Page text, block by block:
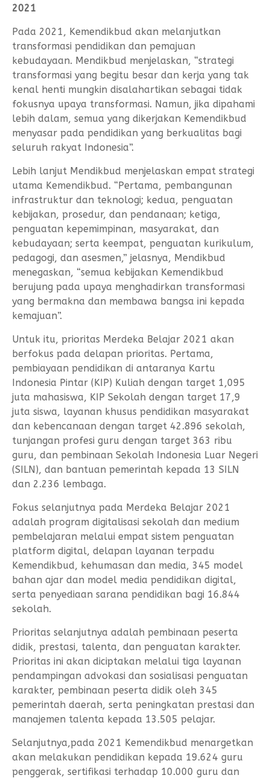
2021
Pada 2021, Kemendikbud akan melanjutkan
transformasi pendidikan dan pemajuan
kebudayaan. Mendikbud menjelaskan, “strategi
transformasi yang begitu besar dan kerja yang tak
kenal henti mungkin disalahartikan sebagai tidak
fokusnya upaya transformasi. Namun, jika dipahami
lebih dalam, semua yang dikerjakan Kemendikbud
menyasar pada pendidikan yang berkualitas bagi
seluruh rakyat Indonesia”.
Lebih lanjut Mendikbud menjelaskan empat strategi
utama Kemendikbud. “Pertama, pembangunan
infrastruktur dan teknologi; kedua, penguatan
kebijakan, prosedur, dan pendanaan; ketiga,
penguatan kepemimpinan, masyarakat, dan
kebudayaan; serta keempat, penguatan kurikulum,
pedagogi, dan asesmen,” jelasnya, Mendikbud
menegaskan, “semua kebijakan Kemendikbud
berujung pada upaya menghadirkan transformasi
yang bermakna dan membawa bangsa ini kepada
kemajuan”.
Untuk itu, prioritas Merdeka Belajar 2021 akan
berfokus pada delapan prioritas. Pertama,
pembiayaan pendidikan di antaranya Kartu
Indonesia Pintar (KIP) Kuliah dengan target 1,095
juta mahasiswa, KIP Sekolah dengan target 17,9
juta siswa, layanan khusus pendidikan masyarakat
dan kebencanaan dengan target 42.896 sekolah,
tunjangan profesi guru dengan target 363 ribu
guru, dan pembinaan Sekolah Indonesia Luar Negeri
(SILN), dan bantuan pemerintah kepada 13 SILN
dan 2.236 lembaga.
Fokus selanjutnya pada Merdeka Belajar 2021
adalah program digitalisasi sekolah dan medium
pembelajaran melalui empat sistem penguatan
platform digital, delapan layanan terpadu
Kemendikbud, kehumasan dan media, 345 model
bahan ajar dan model media pendidikan digital,
serta penyediaan sarana pendidikan bagi 16.844
sekolah.
Prioritas selanjutnya adalah pembinaan peserta
didik, prestasi, talenta, dan penguatan karakter.
Prioritas ini akan diciptakan melalui tiga layanan
pendampingan advokasi dan sosialisasi penguatan
karakter, pembinaan peserta didik oleh 345
pemerintah daerah, serta peningkatan prestasi dan
manajemen talenta kepada 13.505 pelajar.
Selanjutnya,pada 2021 Kemendikbud menargetkan
akan melakukan pendidikan kepada 19.624 guru
penggerak, sertifikasi terhadap 10.000 guru dan